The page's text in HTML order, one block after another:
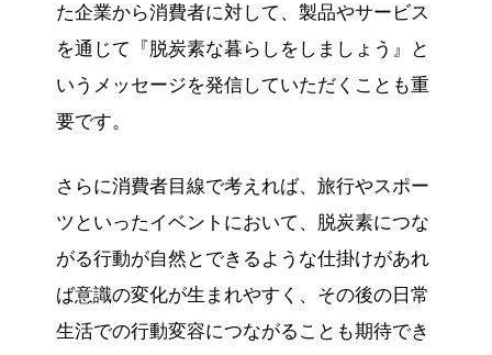
た企業から消費者に対して、製品やサービス
を通じて『脱炭素な暮らしをしましょう』と
いうメッセージを発信していただくことも重
要です。
さらに消費者目線で考えれば、旅行やスポー
ツといったイベントにおいて、脱炭素につな
がる行動が自然とできるような仕掛けがあれ
ば意識の変化が生まれやすく、その後の日常
生活での行動変容につながることも期待でき